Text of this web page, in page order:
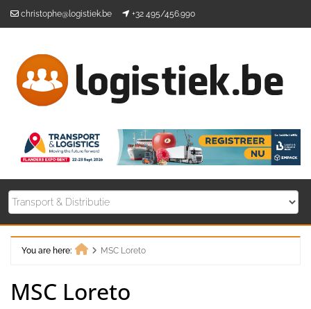
christophe@logistiek.be +32 495/456.990
You are here:
MSC Loreto
MSC Loreto